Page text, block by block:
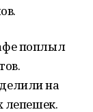
поплыл
на
лепешек.